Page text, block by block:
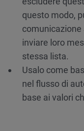
questo modo,
comunicazione
inviare loro
stessa lista.
Usalo come
nel flusso di
base ai valori